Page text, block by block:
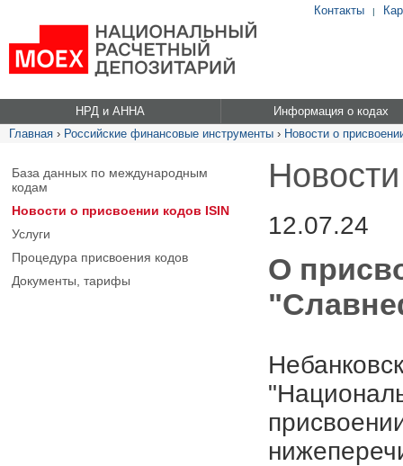
Контакты |
НРД и АННА
Информация о кодах
Главная › Российские финансовые инструменты › Новости о
База данных по международным
кодам
Новости о присвоении кодов ISIN
Услуги
Процедура присвоения кодов
Документы, тарифы
12.07.24
О